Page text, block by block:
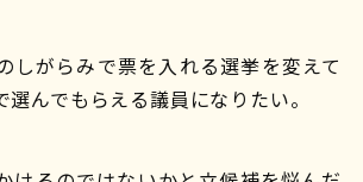
がらみで票を入れる選挙を変えて
んでもらえる議員になりたい。